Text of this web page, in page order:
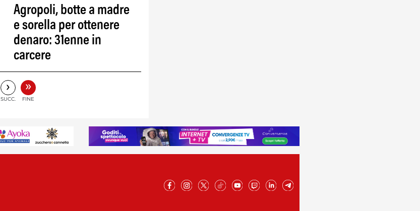
Agropoli, botte a madre
e sorella per ottenere
denaro: 31enne in
carcere
›
SUCC.
»
FINE